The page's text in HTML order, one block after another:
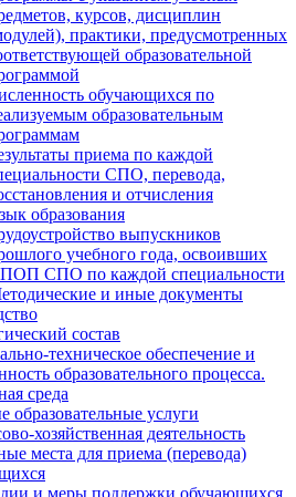
курсов, дисциплин
практики, предусмотренных
образовательной
обучающихся по
образовательным
приема по каждой
СПО, перевода,
и отчисления
образования
выпускников
учебного года, освоивших
СПО по каждой специальности
и иные документы
состав
техническое обеспечение и
образовательного процесса.
среда
образовательные услуги
хозяйственная деятельность
места для приема (перевода)
и меры поддержки обучающихся